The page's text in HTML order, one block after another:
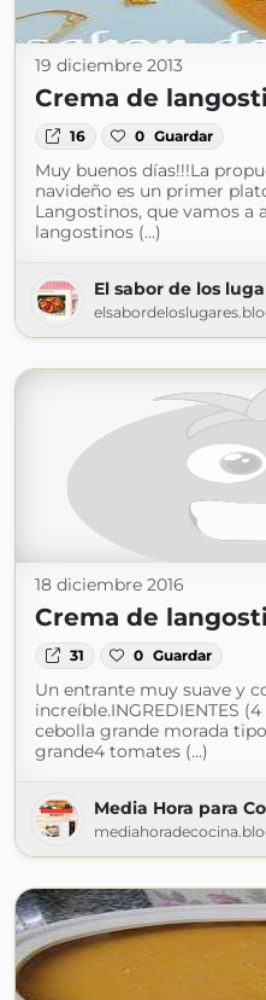
19 diciembre 2013
Crema de
16 0 Guardar
Muy buenos días!!!La
navideño es un primer
Langostinos, que vamos a
langostinos (...)
El sabor de los
18 diciembre 2016
Crema de
31 0 Guardar
Un entrante muy suave y
increíble.INGREDIENTES
cebolla grande morada
grande4 tomates (...)
Media Hora para